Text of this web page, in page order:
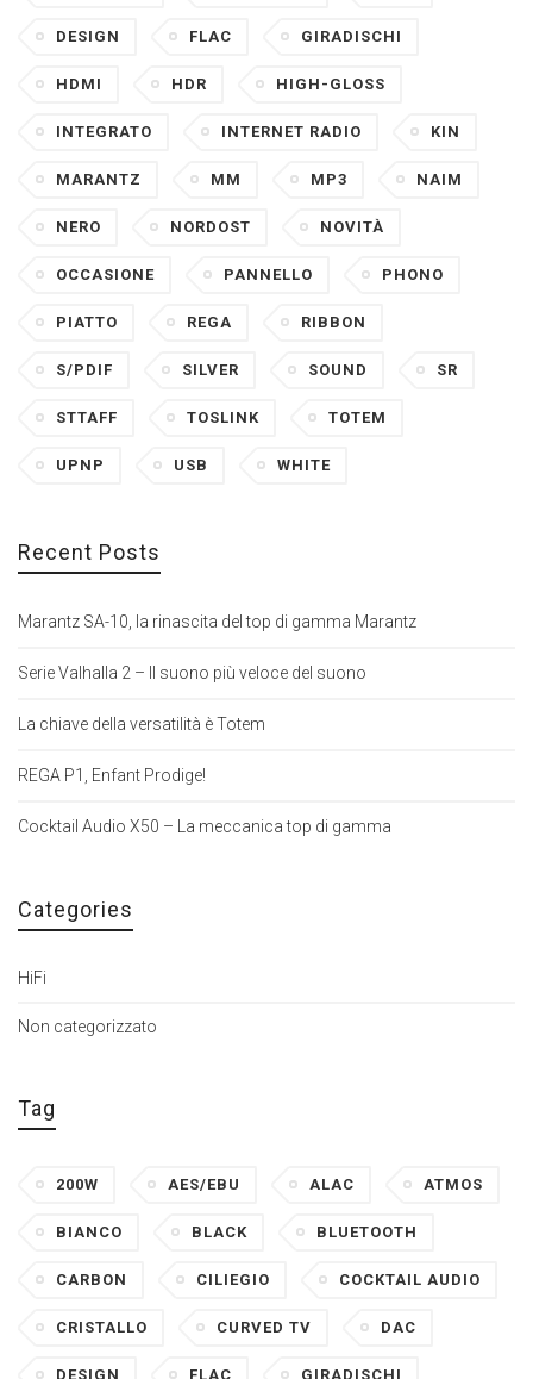
DESIGN FLAC GIRADISCHI
HDMI HDR HIGH-GLOSS
INTEGRATO INTERNET RADIO KIN
MARANTZ MM MP3 NAIM
NERO NORDOST NOVITÀ
OCCASIONE PANNELLO PHONO
PIATTO REGA RIBBON
S/PDIF SILVER SOUND SR
STTAFF TOSLINK TOTEM
UPNP USB WHITE
Recent Posts
Marantz SA-10, la rinascita del top di gamma Marantz
Serie Valhalla 2 – Il suono più veloce del suono
La chiave della versatilità è Totem
REGA P1, Enfant Prodige!
Cocktail Audio X50 – La meccanica top di gamma
Categories
HiFi
Non categorizzato
Tag
200W AES/EBU ALAC ATMOS
BIANCO BLACK BLUETOOTH
CARBON CILIEGIO COCKTAIL AUDIO
CRISTALLO CURVED TV DAC
DESIGN FLAC GIRADISCHI